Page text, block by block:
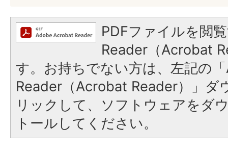
PDFファイルを閲
Reader（Acrobat
す。お持ちでない方は、左記の
Reader（Acrobat Reader）」ダ
リックして、ソフトウェアをダ
トールしてください。